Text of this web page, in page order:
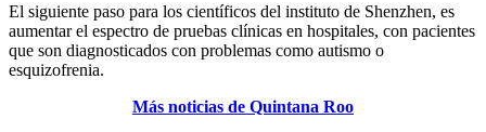
El siguiente paso para los científicos del instituto de Shenzhen, es
aumentar el espectro de pruebas clínicas en hospitales, con pacientes
que son diagnosticados con problemas como autismo o
esquizofrenia.
Más noticias de Quintana Roo